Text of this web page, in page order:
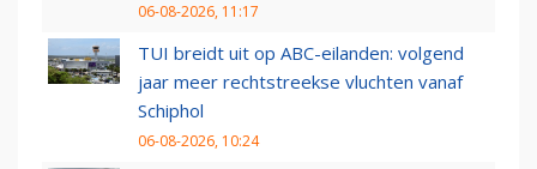
06-08-2026, 11:17
TUI breidt uit op ABC-eilanden: volgend
jaar meer rechtstreekse vluchten vanaf
Schiphol
06-08-2026, 10:24